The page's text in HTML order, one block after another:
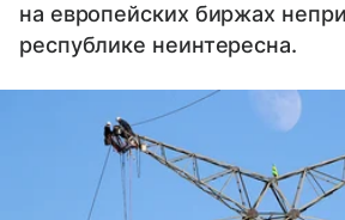
на европейских биржах
республике неинтересна.